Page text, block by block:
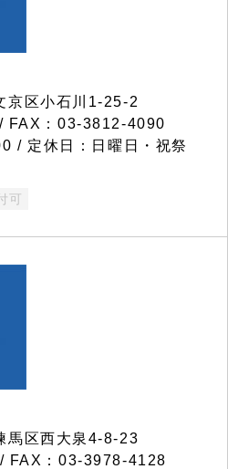
区小石川1-25-2
FAX：03-3812-4090
/ 定休日：日曜日・祝祭
可
区西大泉4-8-23
FAX：03-3978-4128